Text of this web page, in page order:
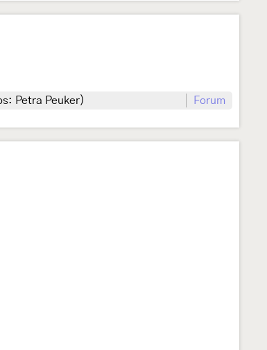
Petra Peuker) Forum